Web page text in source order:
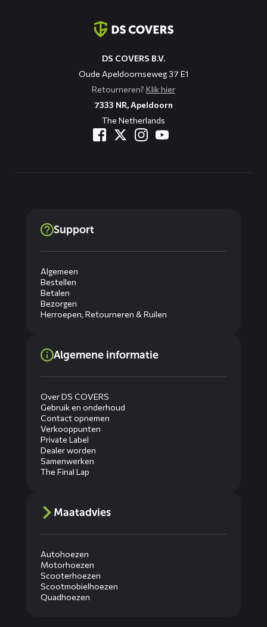
DS COVERS B.V.
Oude Apeldoornseweg 37 E1
Retourneren? Klik hier
7333 NR, Apeldoorn
The Netherlands
Support
Algemeen
Bestellen
Betalen
Bezorgen
Herroepen, Retourneren & Ruilen
Algemene informatie
Over DS COVERS
Gebruik en onderhoud
Contact opnemen
Verkooppunten
Private Label
Dealer worden
Samenwerken
The Final Lap
Maatadvies
Autohoezen
Motorhoezen
Scooterhoezen
Scootmobielhoezen
Quadhoezen